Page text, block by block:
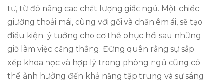
tư, từ đó nâng cao chất lượng giấc ngủ. Một chiếc
giường thoải mái, cùng với gối và chăn êm ái, sẽ tạo
điều kiện lý tưởng cho cơ thể phục hồi sau những
giờ làm việc căng thẳng. Đừng quên rằng sự sắp
xếp khoa học và hợp lý trong phòng ngủ cũng có
thể ảnh hưởng đến khả năng tập trung và sự sáng